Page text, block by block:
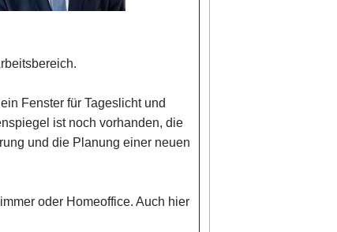
Fenster für Tageslicht und
ist noch vorhanden, die
und die Planung einer neuen
oder Homeoffice. Auch hier